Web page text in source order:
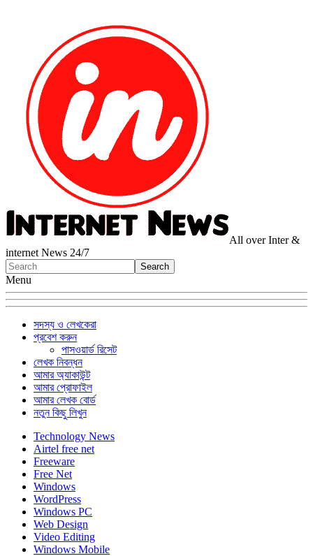
All over Inter &
internet News 24/7
Menu
সদস্য ও লেখকেরা
প্রবেশ করুন
পাসওয়ার্ড রিসেট
লেখক নিবন্ধন
আমার অ্যাকাউন্ট
আমার প্রোফাইল
আমার লেখক বোর্ড
নতুন কিছু লিখুন
Technology News
Airtel free net
Freeware
Free Net
Windows
WordPress
Windows PC
Web Design
Video Editing
Windows Mobile